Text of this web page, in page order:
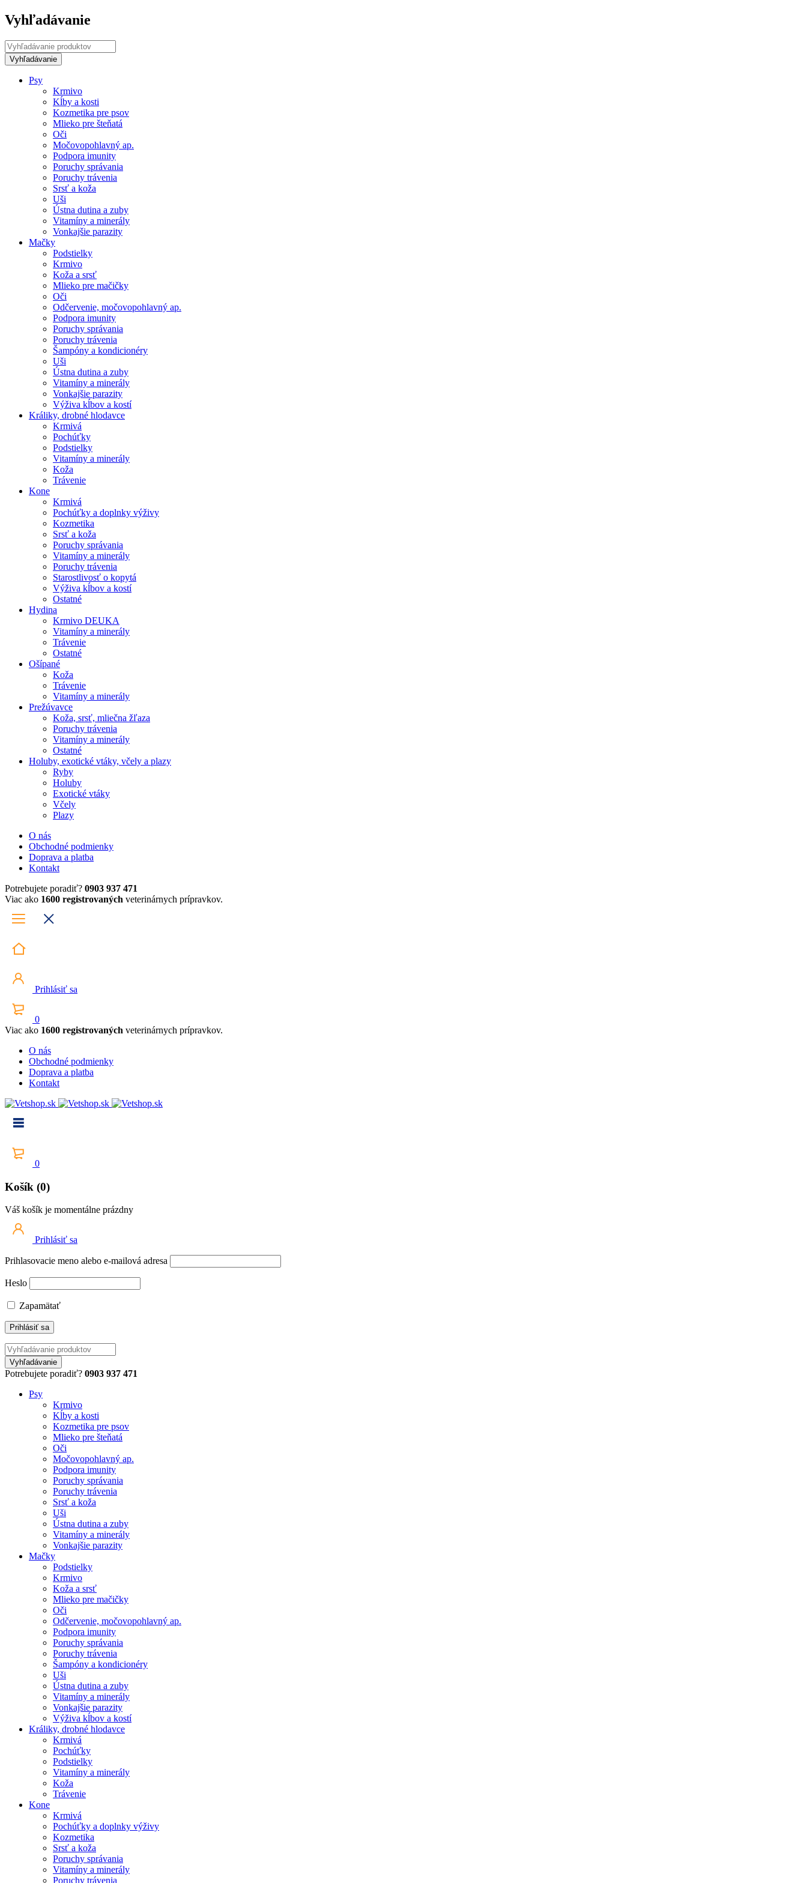
Vyhľadávanie
Psy
Krmivo
Kĺby a kosti
Kozmetika pre psov
Mlieko pre šteňatá
Oči
Močovopohlavný ap.
Podpora imunity
Poruchy správania
Poruchy trávenia
Srsť a koža
Uši
Ústna dutina a zuby
Vitamíny a minerály
Vonkajšie parazity
Mačky
Podstielky
Krmivo
Koža a srsť
Mlieko pre mačičky
Oči
Odčervenie, močovopohlavný ap.
Podpora imunity
Poruchy správania
Poruchy trávenia
Šampóny a kondicionéry
Uši
Ústna dutina a zuby
Vitamíny a minerály
Vonkajšie parazity
Výživa kĺbov a kostí
Králiky, drobné hlodavce
Krmivá
Pochúťky
Podstielky
Vitamíny a minerály
Koža
Trávenie
Kone
Krmivá
Pochúťky a doplnky výživy
Kozmetika
Srsť a koža
Poruchy správania
Vitamíny a minerály
Poruchy trávenia
Starostlivosť o kopytá
Výživa kĺbov a kostí
Ostatné
Hydina
Krmivo DEUKA
Vitamíny a minerály
Trávenie
Ostatné
Ošípané
Koža
Trávenie
Vitamíny a minerály
Prežúvavce
Koža, srsť, mliečna žľaza
Poruchy trávenia
Vitamíny a minerály
Ostatné
Holuby, exotické vtáky, včely a plazy
Ryby
Holuby
Exotické vtáky
Včely
Plazy
O nás
Obchodné podmienky
Doprava a platba
Kontakt
Potrebujete poradiť? 0903 937 471
Viac ako 1600 registrovaných veterinárnych prípravkov.
Prihlásiť sa
0
Viac ako 1600 registrovaných veterinárnych prípravkov.
O nás
Obchodné podmienky
Doprava a platba
Kontakt
0
Košík (0)
Váš košík je momentálne prázdny
Prihlásiť sa
Prihlasovacie meno alebo e-mailová adresa
Heslo
Zapamätať
Potrebujete poradiť? 0903 937 471
Psy
Krmivo
Kĺby a kosti
Kozmetika pre psov
Mlieko pre šteňatá
Oči
Močovopohlavný ap.
Podpora imunity
Poruchy správania
Poruchy trávenia
Srsť a koža
Uši
Ústna dutina a zuby
Vitamíny a minerály
Vonkajšie parazity
Mačky
Podstielky
Krmivo
Koža a srsť
Mlieko pre mačičky
Oči
Odčervenie, močovopohlavný ap.
Podpora imunity
Poruchy správania
Poruchy trávenia
Šampóny a kondicionéry
Uši
Ústna dutina a zuby
Vitamíny a minerály
Vonkajšie parazity
Výživa kĺbov a kostí
Králiky, drobné hlodavce
Krmivá
Pochúťky
Podstielky
Vitamíny a minerály
Koža
Trávenie
Kone
Krmivá
Pochúťky a doplnky výživy
Kozmetika
Srsť a koža
Poruchy správania
Vitamíny a minerály
Poruchy trávenia